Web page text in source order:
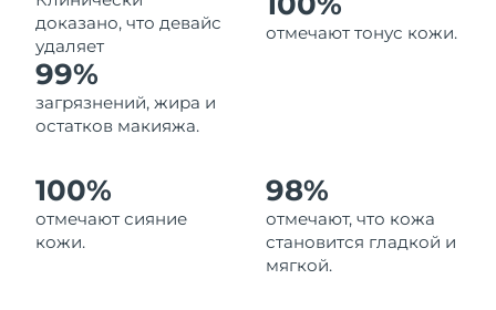
доказано, что девайс
удаляет
99%
загрязнений, жира и
остатков макияжа.
отмечают тонус кожи.
100%
отмечают сияние
кожи.
98%
отмечают, что кожа
становится гладкой и
мягкой.
Ливан
Ожидаемая дата доставки
11/8/26
Литва
Макао (САР)
Ожидаемая дата доставки
12/8/26